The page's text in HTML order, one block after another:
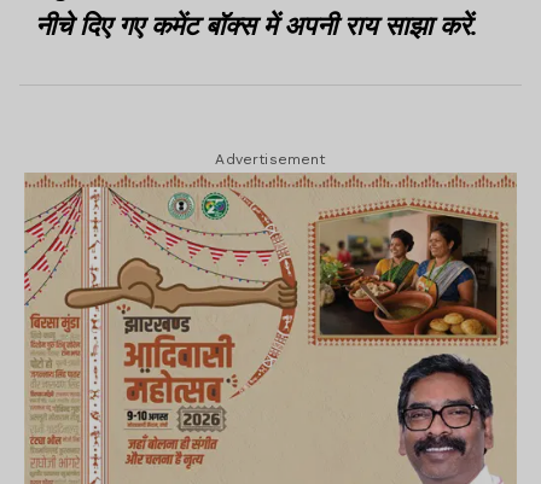
नीचे दिए गए कमेंट बॉक्स में अपनी राय साझा करें.
Advertisement